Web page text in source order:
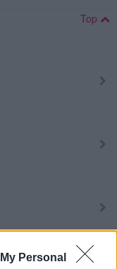
Personal
Top